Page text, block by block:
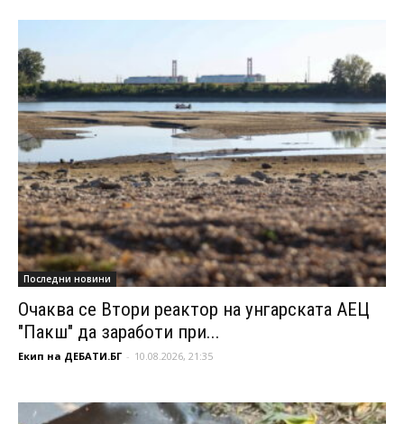
Последни новини
Очаква се Втори реактор на унгарската АЕЦ
"Пакш" да заработи при...
Екип на ДЕБАТИ.БГ - 10.08.2026, 21:35